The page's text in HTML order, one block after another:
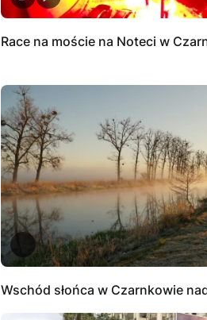
Race na moście na Noteci w
Wschód słońca w Czarnkowie